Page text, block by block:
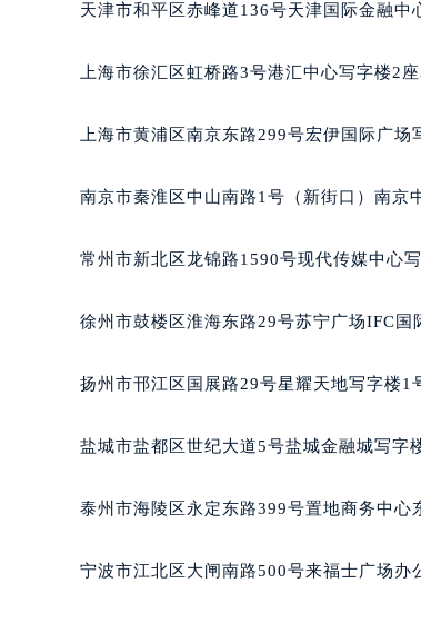
烟台市芝罘区胜利路139
贵阳市南明区都司高架桥
石家庄市长安区中山东路
海口市龙华区金贸东路5
台州市椒江区东海大道
甘肃省兰州市七里河区西
重庆市解放碑渝中区民权
黑龙江省大庆市萨尔图区
黑龙江省黑河市爱辉区中
黑龙江省佳木斯市向阳区
黑龙江省七台河市桃山区
天津市和平区赤峰道136号天津国际金融中
上海市徐汇区虹桥路3号港汇中心写字楼2
上海市黄浦区南京东路299号宏伊国际广场
南京市秦淮区中山南路1号（新街口）南京
常州市新北区龙锦路1590号现代传媒中心
徐州市鼓楼区淮海东路29号苏宁广场IFC国
扬州市邗江区国展路29号星耀天地写字楼1
盐城市盐都区世纪大道5号盐城金融城写字
泰州市海陵区永定东路399号置地商务中心
宁波市江北区大闸南路500号来福士广场办